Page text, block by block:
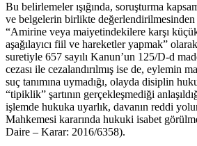
Bu belirlemeler ışığında, soruşturma
ve belgelerin birlikte değerlendirilmesinden
“Amirine veya maiyetindekilere karşı
aşağılayıcı fiil ve hareketler yapmak”
suretiyle 657 sayılı Kanun’un 125/D-d
cezası ile cezalandırılmış ise de, eylemin
suç tanımına uymadığı, olayda disiplin
“tipiklik” şartının gerçekleşmediği
işlemde hukuka uyarlık, davanın reddi
Mahkemesi kararında hukuki isabet
Daire – Karar: 2016/6358).